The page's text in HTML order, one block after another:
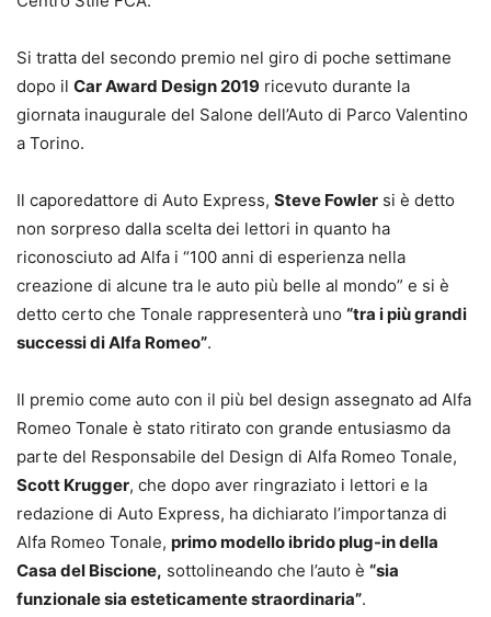
Si tratta del secondo premio nel giro di poche settimane
dopo il Car Award Design 2019 ricevuto durante la
giornata inaugurale del Salone dell’Auto di Parco Valentino
a Torino.
Il caporedattore di Auto Express, Steve Fowler si è detto
non sorpreso dalla scelta dei lettori in quanto ha
riconosciuto ad Alfa i “100 anni di esperienza nella
creazione di alcune tra le auto più belle al mondo” e si è
detto certo che Tonale rappresenterà uno “tra i più grandi
successi di Alfa Romeo”.
Il premio come auto con il più bel design assegnato ad Alfa
Romeo Tonale è stato ritirato con grande entusiasmo da
parte del Responsabile del Design di Alfa Romeo Tonale,
Scott Krugger, che dopo aver ringraziato i lettori e la
redazione di Auto Express, ha dichiarato l’importanza di
Alfa Romeo Tonale, primo modello ibrido plug-in della
Casa del Biscione, sottolineando che l’auto è “sia
funzionale sia esteticamente straordinaria”.